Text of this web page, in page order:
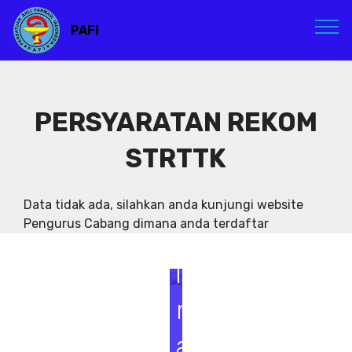
PAFI
PERSYARATAN REKOM
STRTTK
Data tidak ada, silahkan anda kunjungi website
Pengurus Cabang dimana anda terdaftar
S
e
m
i
n
a